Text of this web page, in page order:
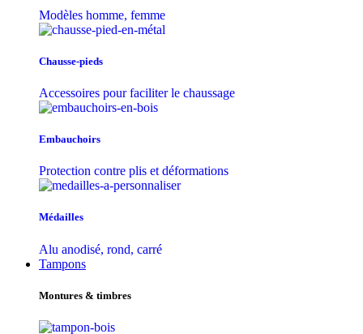
Modèles homme, femme
Chausse-pieds
Accessoires pour faciliter le chaussage
Embauchoirs
Protection contre plis et déformations
Médailles
Alu anodisé, rond, carré
Tampons
Montures & timbres